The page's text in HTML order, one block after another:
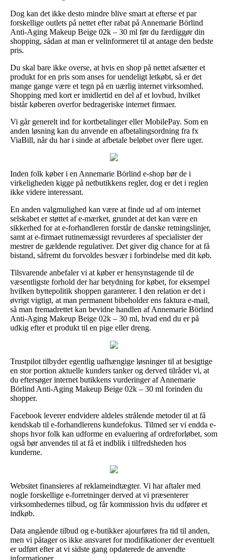
Dog kan det ikke desto mindre blive smart at efterse et par
forskellige outlets på nettet efter rabat på Annemarie Börlind
Anti-Aging Makeup Beige 02k – 30 ml før du færdiggør din
shopping, sådan at man er velinformeret til at antage den bedste
pris.
Du skal bare ikke overse, at hvis en shop på nettet afsætter et
produkt for en pris som anses for uendeligt letkøbt, så er det
mange gange være et tegn på en uærlig internet virksomhed.
Shopping med kort er imidlertid en del af et lovbud, hvilket
bistår køberen overfor bedrageriske internet firmaer.
Vi går generelt ind for kortbetalinger eller MobilePay. Som en
anden løsning kan du anvende en afbetalingsordning fra fx
ViaBill, når du har i sinde at afbetale beløbet over flere uger.
Inden folk køber i en Annemarie Börlind e-shop bør de i
virkeligheden kigge på netbutikkens regler, dog er det i reglen
ikke videre interessant.
En anden valgmulighed kan være at finde ud af om internet
selskabet er støttet af e-mærket, grundet at det kan være en
sikkerhed for at e-forhandleren forstår de danske retningslinjer,
samt at e-firmaet rutinemæssigt revurderes af specialister der
mestrer de gældende regulativer. Det giver dig chance for at få
bistand, såfremt du forvoldes besvær i forbindelse med dit køb.
Tilsvarende anbefaler vi at køber er hensynstagende til de
væsentligste forhold der har betydning for købet, for eksempel
hvilken byttepolitik shoppen garanterer. I den relation er det i
øvrigt vigtigt, at man permanent bibeholder ens faktura e-mail,
så man fremadrettet kan bevidne handlen af Annemarie Börlind
Anti-Aging Makeup Beige 02k – 30 ml, hvad end du er på
udkig efter et produkt til en pige eller dreng.
Trustpilot tilbyder egentlig uafhængige løsninger til at besigtige
en stor portion aktuelle kunders tanker og derved tilråder vi, at
du eftersøger internet butikkens vurderinger af Annemarie
Börlind Anti-Aging Makeup Beige 02k – 30 ml forinden du
shopper.
Facebook leverer endvidere aldeles strålende metoder til at få
kendskab til e-forhandlerens kundefokus. Tilmed ser vi endda e-
shops hvor folk kan udforme en evaluering af ordreforløbet, som
også bør anvendes til at få et indblik i tilfredsheden hos
kunderne.
Websitet finansieres af reklameindtægter. Vi har aftaler med
nogle forskellige e-forretninger derved at vi præsenterer
virksomhedernes tilbud, og får kommission hvis du udfører et
indkøb.
Data angående tilbud og e-butikker ajourføres fra tid til anden,
men vi påtager os ikke ansvaret for modifikationer der eventuelt
er udført efter at vi sidste gang opdaterede de anvendte
informationer.